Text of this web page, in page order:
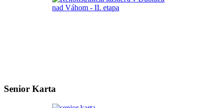
Senior Karta